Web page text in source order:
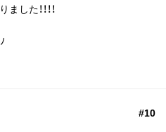
た！！！！
#10